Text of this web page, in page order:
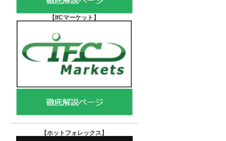
【IfCマーケット 】
【ホットフォレックス 】